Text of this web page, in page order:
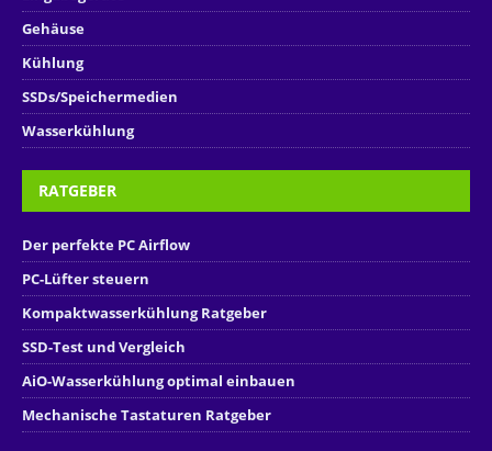
Gehäuse
Kühlung
SSDs/Speichermedien
Wasserkühlung
RATGEBER
Der perfekte PC Airflow
PC-Lüfter steuern
Kompaktwasserkühlung Ratgeber
SSD-Test und Vergleich
AiO-Wasserkühlung optimal einbauen
Mechanische Tastaturen Ratgeber